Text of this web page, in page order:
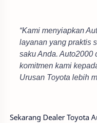
“Kami menyiapkan
layanan yang praktis
saku Anda.
komitmen kami
Urusan Toyota lebih
Sekarang Dealer Toyota